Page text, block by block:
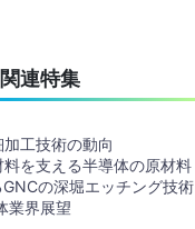
関連特集
工技術の動向
料を支える半導体の原材料
の深堀エッチング技術
業界展望